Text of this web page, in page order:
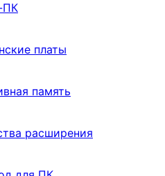
ПК
платы
память
расширения